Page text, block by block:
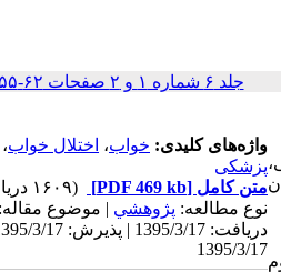
جلد ۶ شماره ۱ و ۲ صفحات ۶۲-۵۵
واژه‌های کلیدی: خواب، اختلال خواب،
پزشکی
متن کامل [PDF 469 kb]
(۱۶۰۹ دریافت)
نوع مطالعه: پژوهشي | موضوع مقاله:
1395/3/17